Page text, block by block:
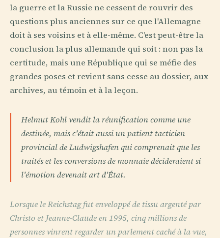
la guerre et la Russie ne cessent de rouvrir des
questions plus anciennes sur ce que l'Allemagne
doit à ses voisins et à elle-même. C'est peut-être la
conclusion la plus allemande qui soit : non pas la
certitude, mais une République qui se méfie des
grandes poses et revient sans cesse au dossier, aux
archives, au témoin et à la leçon.
Helmut Kohl vendit la réunification comme une
destinée, mais c'était aussi un patient tacticien
provincial de Ludwigshafen qui comprenait que les
traités et les conversions de monnaie décideraient si
l'émotion devenait art d'État.
Lorsque le Reichstag fut enveloppé de tissu argenté par
Christo et Jeanne-Claude en 1995, cinq millions de
personnes vinrent regarder un parlement caché à la vue,